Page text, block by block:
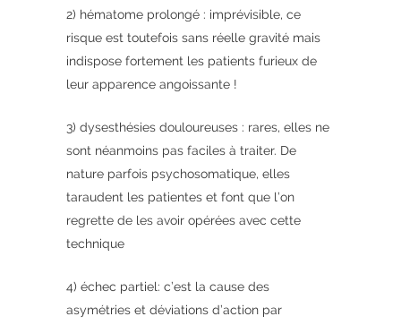
2) hématome prolongé : imprévisible, ce
risque est toutefois sans réelle gravité mais
indispose fortement les patients furieux de
leur apparence angoissante !
3) dysesthésies douloureuses : rares, elles ne
sont néanmoins pas faciles à traiter. De
nature parfois psychosomatique, elles
taraudent les patientes et font que l’on
regrette de les avoir opérées avec cette
technique
4) échec partiel: c’est la cause des
asymétries et déviations d’action par